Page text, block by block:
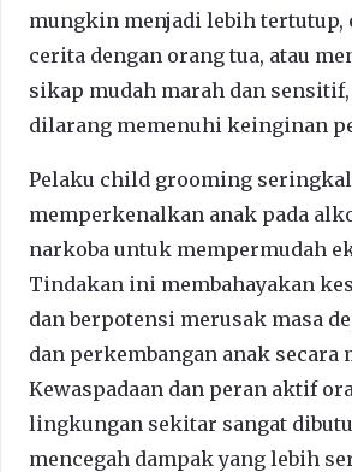
mungkin menjadi lebih tertutup,
cerita dengan orang tua, atau
sikap mudah marah dan
dilarang memenuhi keinginan
Pelaku child grooming
memperkenalkan anak pada
narkoba untuk mempermudah
Tindakan ini membahayakan
dan berpotensi merusak masa
dan perkembangan anak secara
Kewaspadaan dan peran aktif
lingkungan sekitar sangat
mencegah dampak yang lebih